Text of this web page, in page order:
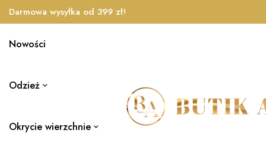
Darmowa wysyłka od 399 zł!
Nowości
Odzież
Okrycie wierzchnie